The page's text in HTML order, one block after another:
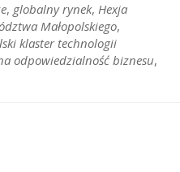
, globalny rynek, Hexja
Małopolskiego,
klaster technologii
odpowiedzialność biznesu,